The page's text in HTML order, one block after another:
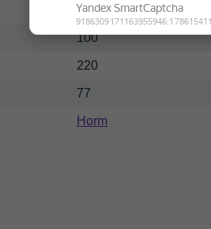
90x200
100
220
77
Horm